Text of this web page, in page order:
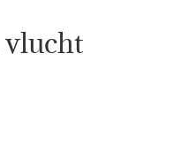
vlucht